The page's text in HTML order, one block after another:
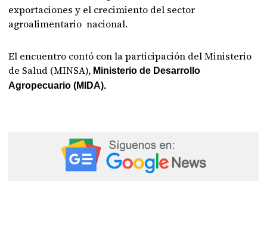
exportaciones y el crecimiento del sector
agroalimentario nacional.
El encuentro contó con la participación del Ministerio
de Salud (MINSA), Ministerio de Desarrollo
Agropecuario (MIDA).